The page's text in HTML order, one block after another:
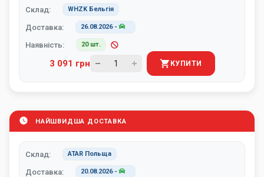
Склад: WHZK Бельгія
Доставка: 26.08.2026-
Наявність: 20 шт.
3 091 грн КУПИТИ
НАЙШВИДША ДОСТАВКА
Склад: ATAR Польща
Доставка: 20.08.2026-